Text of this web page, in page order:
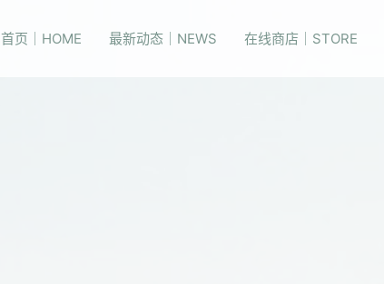
首页｜HOME 最新动态｜NEWS 在线商店｜STORE